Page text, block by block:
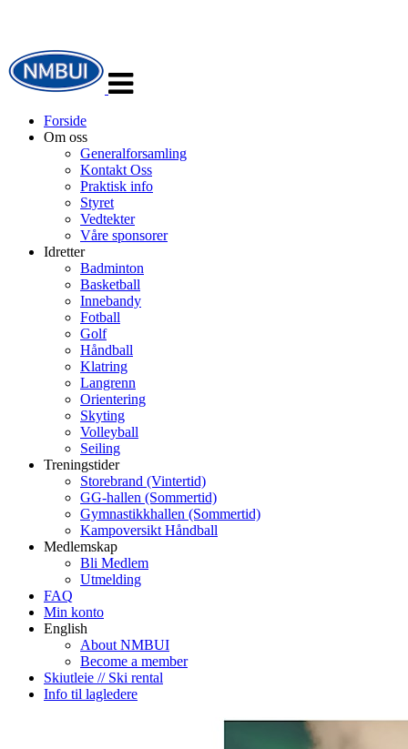
navigasjon
Forside
Om oss
Generalforsamling
Kontakt Oss
Praktisk info
Styret
Vedtekter
Våre sponsorer
Idretter
Badminton
Basketball
Innebandy
Fotball
Golf
Håndball
Klatring
Langrenn
Orientering
Skyting
Volleyball
Seiling
Treningstider
Storebrand (Vintertid)
GG-hallen (Sommertid)
Gymnastikkhallen (Sommertid)
Kampoversikt Håndball
Medlemskap
Bli Medlem
Utmelding
FAQ
Min konto
English
About NMBUI
Become a member
Skiutleie // Ski rental
Info til lagledere